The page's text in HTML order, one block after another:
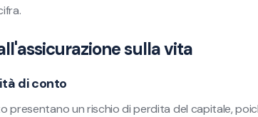
sulla vita
di conto
presentano un rischio di perdita del capitale,